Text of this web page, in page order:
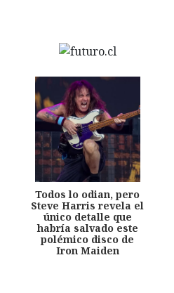
Todos lo odian, pero
Steve Harris revela el
único detalle que
habría salvado este
polémico disco de
Iron Maiden